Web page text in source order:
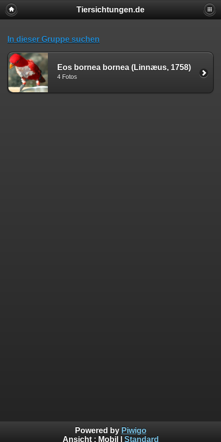
Tiersichtungen.de
In dieser Gruppe suchen
Eos bornea bornea (Linnæus, 1758)
4 Fotos
Powered by Piwigo
Ansicht : Mobil Standard